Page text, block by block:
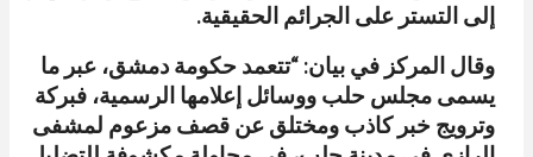
إلى التستر على الجرائم الحقيقية.
وقال المركز في بيان: “تتعمد حكومة دمشق، عبر ما
يسمى مجلس حلب ووسائل إعلامها الرسمية، فبركة
وترويج خبر كاذب ومختلق عن قصف مزعوم لمشفى